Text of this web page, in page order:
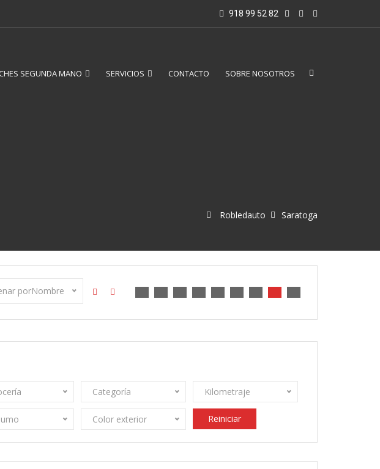
918 99 52 82
SEGUNDA MANO SERVICIOS CONTACTO SOBRE NOSOTROS
Robledauto Saratoga
porNombre
Categoría Kilometraje
Color exterior Reiniciar